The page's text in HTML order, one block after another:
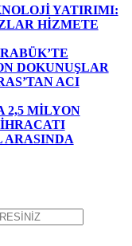
YATIRIMI:
HİZMETE
DOKUNUŞLAR
ACI
2,5 MİLYON
ARASINDA